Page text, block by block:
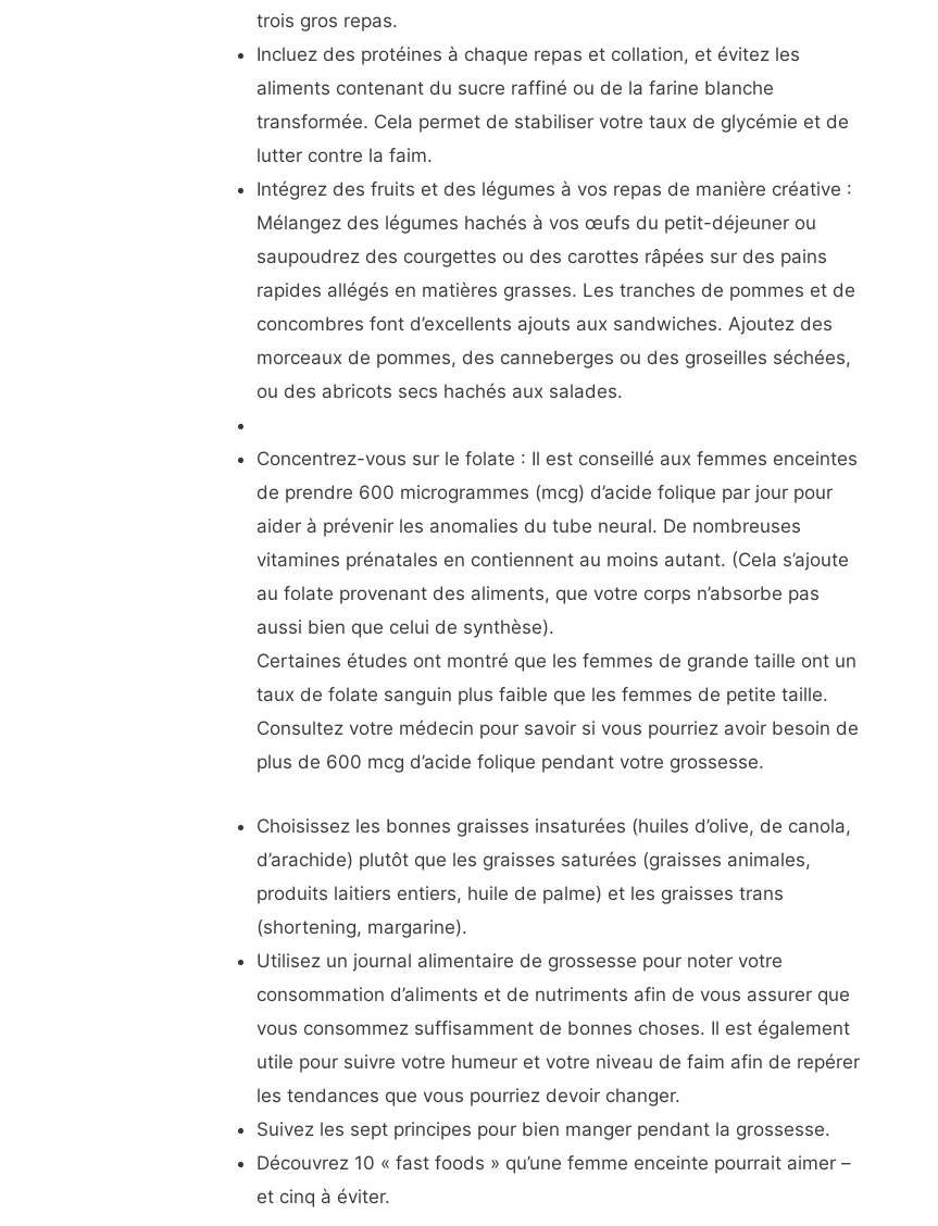
trois gros repas.
Incluez des protéines à chaque repas et collation, et évitez les
aliments contenant du sucre raffiné ou de la farine blanche
transformée. Cela permet de stabiliser votre taux de glycémie et de
lutter contre la faim.
Intégrez des fruits et des légumes à vos repas de manière créative :
Mélangez des légumes hachés à vos œufs du petit-déjeuner ou
saupoudrez des courgettes ou des carottes râpées sur des pains
rapides allégés en matières grasses. Les tranches de pommes et de
concombres font d’excellents ajouts aux sandwiches. Ajoutez des
morceaux de pommes, des canneberges ou des groseilles séchées,
ou des abricots secs hachés aux salades.
Concentrez-vous sur le folate : Il est conseillé aux femmes enceintes
de prendre 600 microgrammes (mcg) d’acide folique par jour pour
aider à prévenir les anomalies du tube neural. De nombreuses
vitamines prénatales en contiennent au moins autant. (Cela s’ajoute
au folate provenant des aliments, que votre corps n’absorbe pas
aussi bien que celui de synthèse).
Certaines études ont montré que les femmes de grande taille ont un
taux de folate sanguin plus faible que les femmes de petite taille.
Consultez votre médecin pour savoir si vous pourriez avoir besoin de
plus de 600 mcg d’acide folique pendant votre grossesse.
Choisissez les bonnes graisses insaturées (huiles d’olive, de canola,
d’arachide) plutôt que les graisses saturées (graisses animales,
produits laitiers entiers, huile de palme) et les graisses trans
(shortening, margarine).
Utilisez un journal alimentaire de grossesse pour noter votre
consommation d’aliments et de nutriments afin de vous assurer que
vous consommez suffisamment de bonnes choses. Il est également
utile pour suivre votre humeur et votre niveau de faim afin de repérer
les tendances que vous pourriez devoir changer.
Suivez les sept principes pour bien manger pendant la grossesse.
Découvrez 10 « fast foods » qu’une femme enceinte pourrait aimer –
et cinq à éviter.